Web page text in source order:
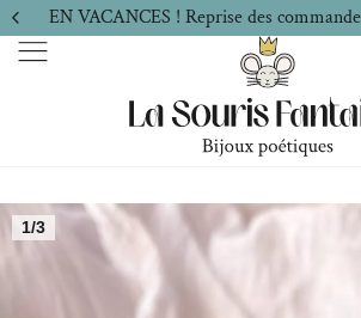
EN VACANCES ! Reprise des
1/3